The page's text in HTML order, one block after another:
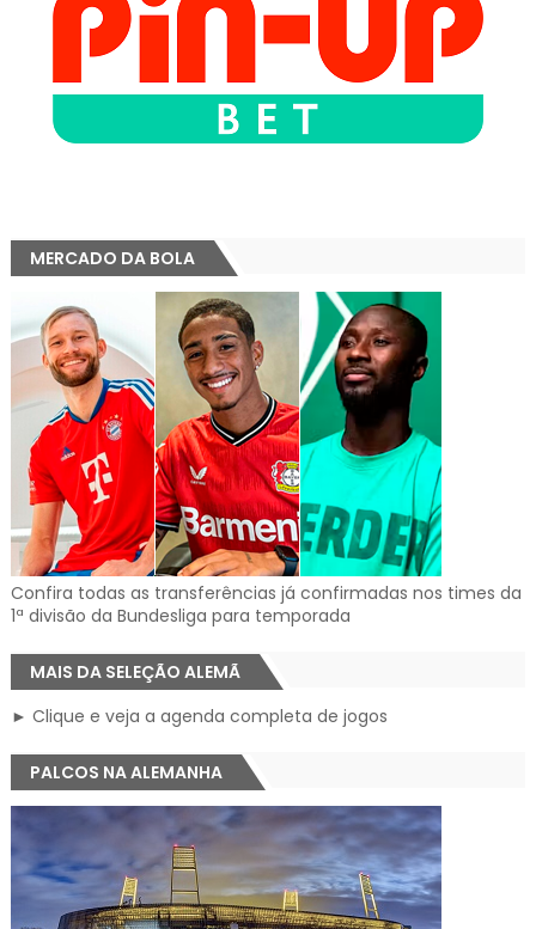
MERCADO DA BOLA
Confira todas as transferências já confirmadas nos times da
1ª divisão da Bundesliga para temporada
MAIS DA SELEÇÃO ALEMÃ
► Clique e veja a agenda completa de jogos
PALCOS NA ALEMANHA